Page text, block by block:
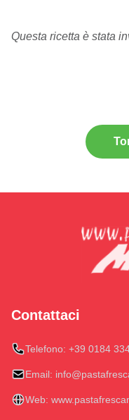
Questa ricetta è stata
Contattaci
Telefono: +39 0184
Email:
Web: